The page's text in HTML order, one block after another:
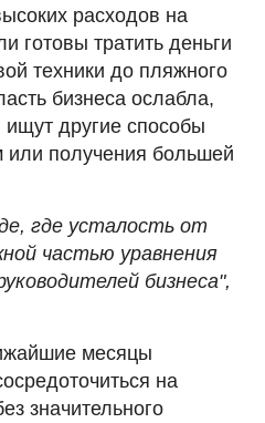
расходов на
готовы тратить деньги
техники до пляжного
бизнеса ослабла,
ищут другие способы
получения большей
где усталость от
частью уравнения
бизнеса",
месяцы
на
значительного